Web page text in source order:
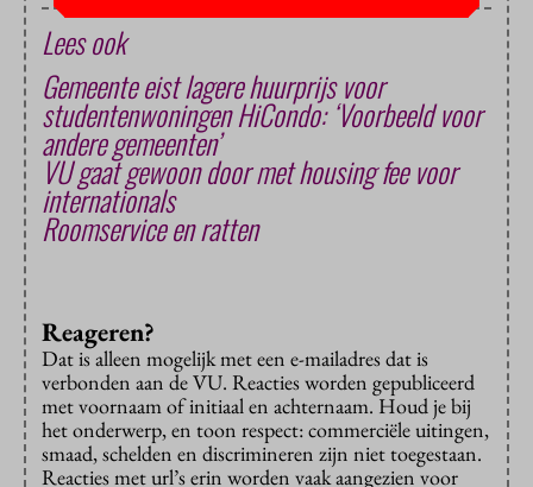
Lees ook
Gemeente eist lagere huurprijs voor
studentenwoningen HiCondo: ‘Voorbeeld voor
andere gemeenten’
VU gaat gewoon door met housing fee voor
internationals
Roomservice en ratten
Reageren?
Dat is alleen mogelijk met een e-mailadres dat is
verbonden aan de VU. Reacties worden gepubliceerd
met voornaam of initiaal en achternaam. Houd je bij
het onderwerp, en toon respect: commerciële uitingen,
smaad, schelden en discrimineren zijn niet toegestaan.
Reacties met url’s erin worden vaak aangezien voor